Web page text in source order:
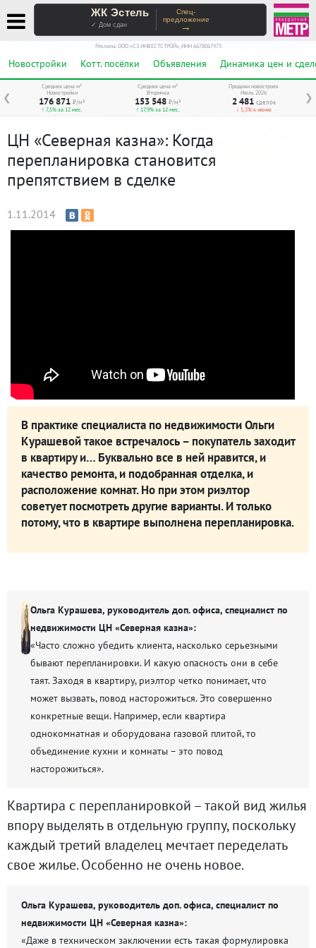
ЖК Эстель
✓ Дом сдан
Спец-
предложение
→
Реклама. ООО «СЗ ИНВЕСТСТРОЙ», ИНН 6678067973
Новостройки Котт. посёлки Объявления Динамика цен и
❮ ❯
Средняя цена м²
Новостройки
176 871 ₽/м²
↑ 7,5% за 12 мес.
Средняя цена м²
Вторичка
153 548 ₽/м²
↑ 17,9% за 12 мес.
Продажи новостроек
Июль 2026
2 481 сделок
↓ 5,3% к июню
ЦН «Северная казна»: Когда
перепланировка становится
препятствием в сделке
1.11.2014
В практике специалиста по недвижимости Ольги
Курашевой такое встречалось – покупатель заходит
в квартиру и… Буквально все в ней нравится, и
качество ремонта, и подобранная отделка, и
расположение комнат. Но при этом риэлтор
советует посмотреть другие варианты. И только
потому, что в квартире выполнена перепланировка.
Ольга Курашева, руководитель доп. офиса, специалист по
недвижимости ЦН «Северная казна»:
«Часто сложно убедить клиента, насколько серьезными
бывают перепланировки. И какую опасность они в себе
таят. Заходя в квартиру, риэлтор четко понимает, что
может вызвать, повод насторожиться. Это совершенно
конкретные вещи. Например, если квартира
однокомнатная и оборудована газовой плитой, то
объединение кухни и комнаты – это повод
насторожиться».
Квартира с перепланировкой – такой вид жилья
впору выделять в отдельную группу, поскольку
каждый третий владелец мечтает переделать
свое жилье. Особенно не очень новое.
Ольга Курашева, руководитель доп. офиса, специалист по
недвижимости ЦН «Северная казна»:
«Даже в техническом заключении есть такая формулировка